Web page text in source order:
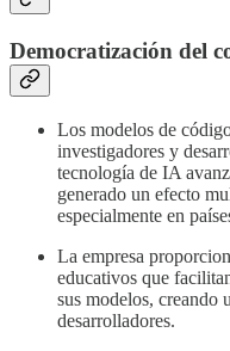
Democratización del
Los modelos de
investigadores y
tecnología de IA
generado un efecto
especialmente en
La empresa
educativos que
sus modelos, creando
desarrolladores.